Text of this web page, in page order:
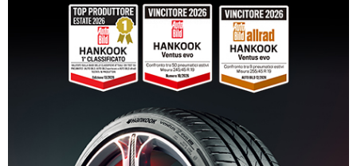
ET30 5x130
Foro centrale: 84.1mm
Esaurito
ARCASTING Racer Matt
Black 5 fori 16" 7X16
ET10 5x150
Foro centrale: 110.5mm